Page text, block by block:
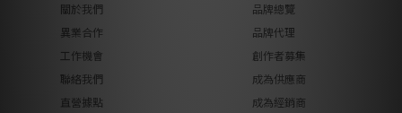
關於我們
異業合作
工作機會
聯絡我們
直營據點
品牌總覽
品牌代理
創作者募集
成為供應商
成為經銷商